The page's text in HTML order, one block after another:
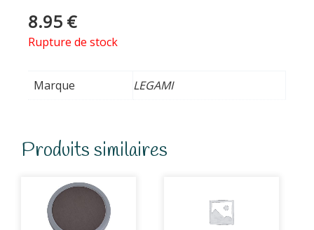
8.95 €
Rupture de stock
Marque LEGAMI
Produits similaires